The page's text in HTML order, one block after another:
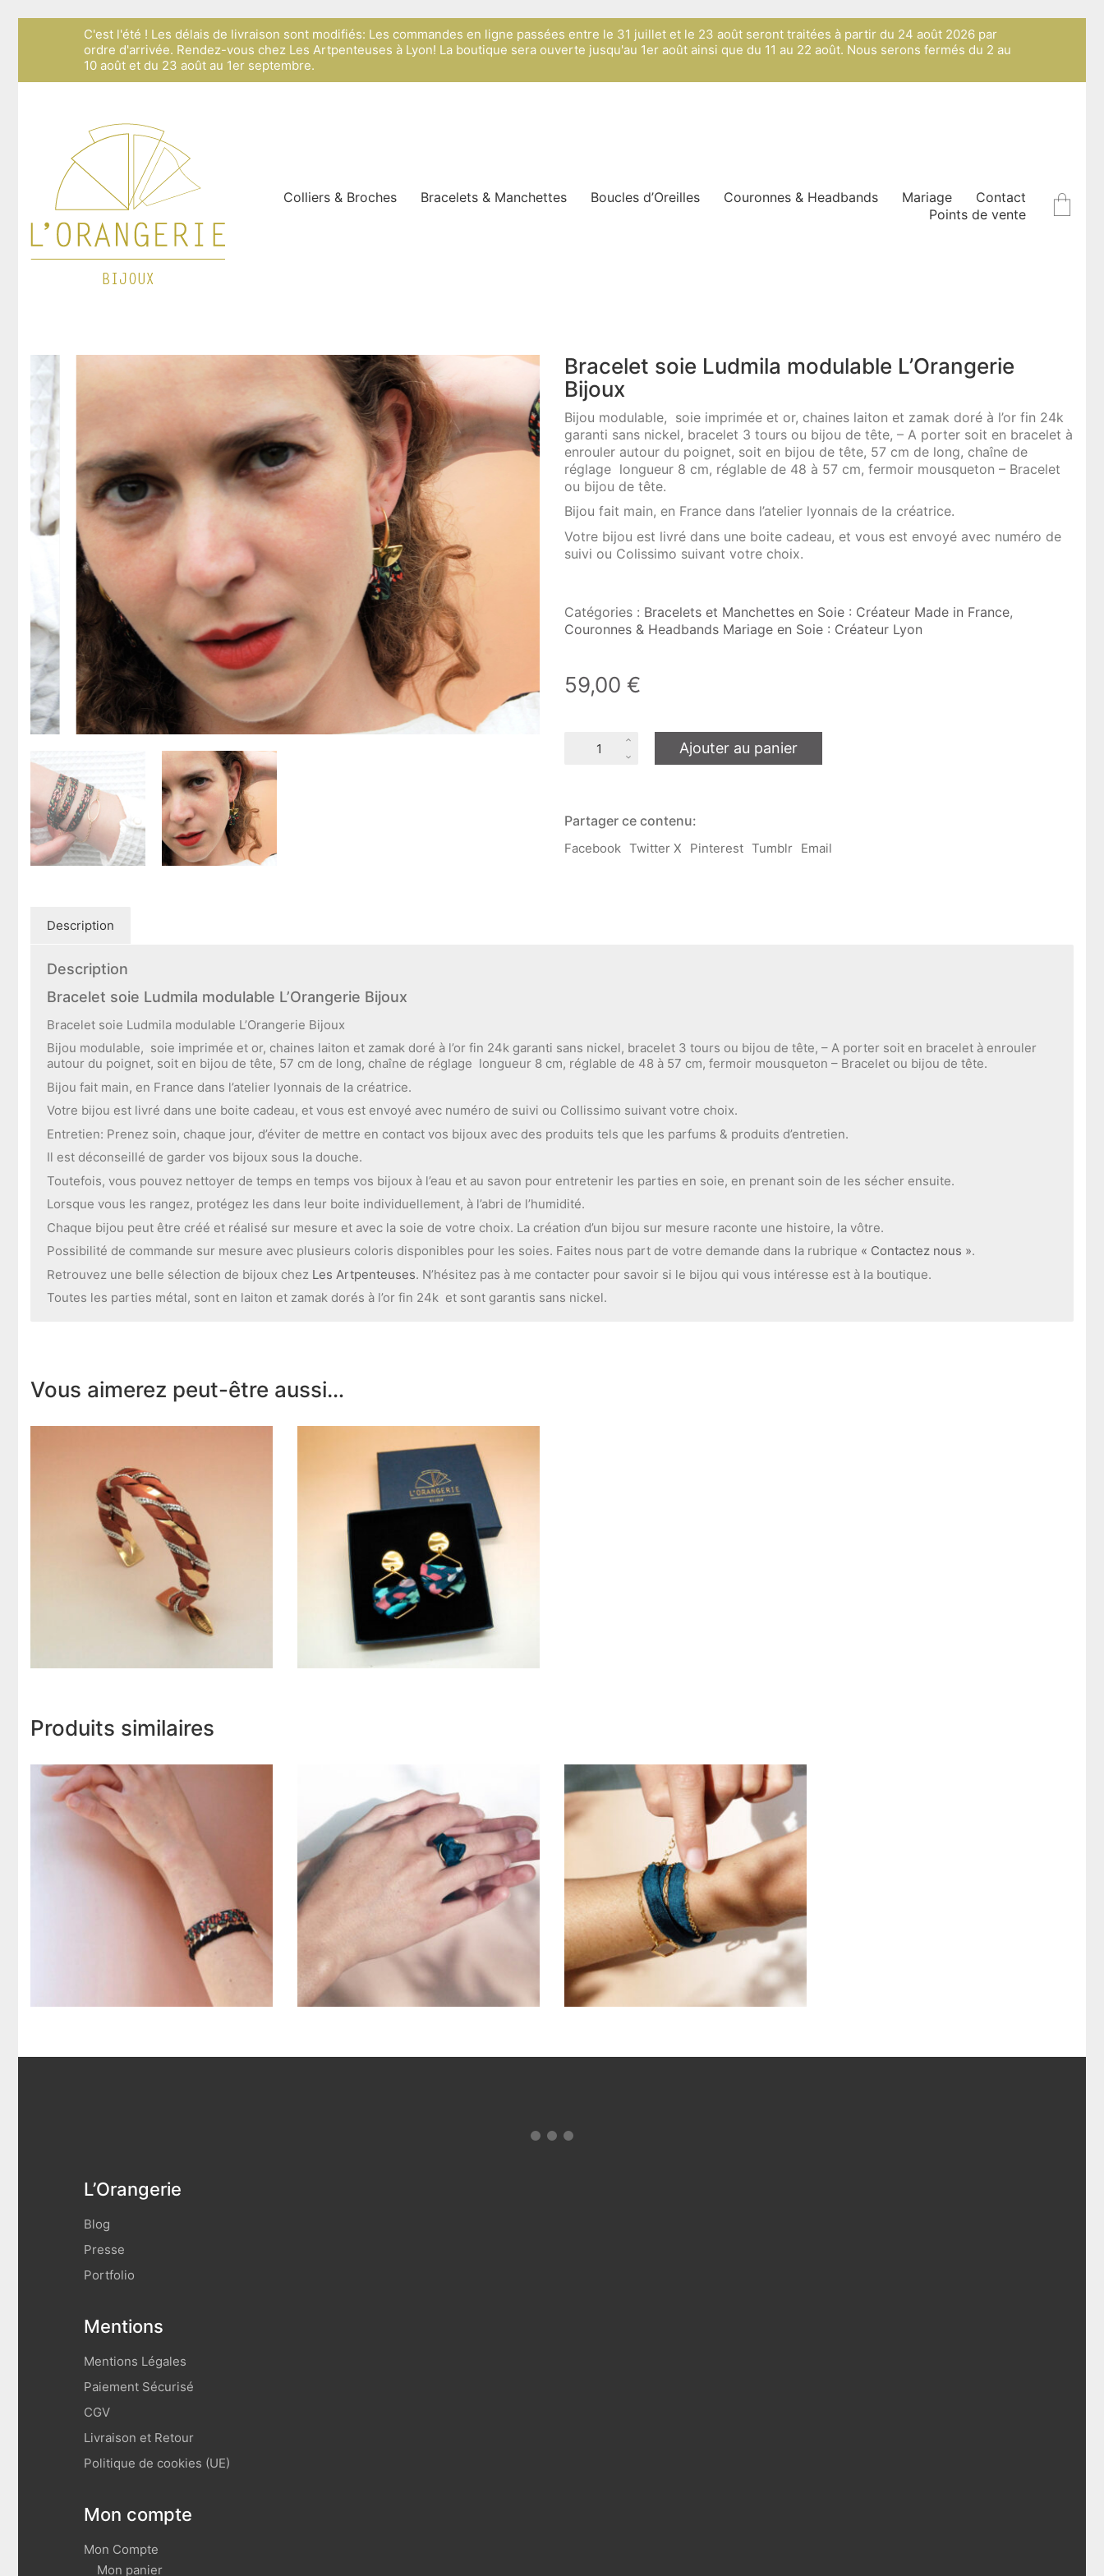
C'est l'été ! Les délais de livraison sont modifiés: Les commandes en ligne passées entre le 31 juillet et le 23 août seront traitées à partir du 24 août 2026 par
ordre d'arrivée. Rendez-vous chez Les Artpenteuses à Lyon! La boutique sera ouverte jusqu'au 1er août ainsi que du 11 au 22 août. Nous serons fermés du 2 au
10 août et du 23 août au 1er septembre.
Colliers & Broches Bracelets & Manchettes Boucles d’Oreilles Couronnes & Headbands Mariage
Contact
Points de vente
Bracelet soie Ludmila modulable L’Orangerie
Bijoux
Bijou modulable, soie imprimée et or, chaines laiton et zamak doré à l’or fin 24k
garanti sans nickel, bracelet 3 tours ou bijou de tête, – A porter soit en bracelet à
enrouler autour du poignet, soit en bijou de tête, 57 cm de long, chaîne de
réglage longueur 8 cm, réglable de 48 à 57 cm, fermoir mousqueton – Bracelet
ou bijou de tête.
Bijou fait main, en France dans l’atelier lyonnais de la créatrice.
Votre bijou est livré dans une boite cadeau, et vous est envoyé avec numéro de
suivi ou Colissimo suivant votre choix.
Catégories : Bracelets et Manchettes en Soie : Créateur Made in France,
Couronnes & Headbands Mariage en Soie : Créateur Lyon
59,00 €
modulable
L'Orangerie
Bijoux
Ajouter au panier
Partager ce contenu:
Facebook Twitter X Pinterest Tumblr Email
Description
Description
Bracelet soie Ludmila modulable L’Orangerie Bijoux
Bracelet soie Ludmila modulable L’Orangerie Bijoux
Bijou modulable, soie imprimée et or, chaines laiton et zamak doré à l’or fin 24k garanti sans nickel, bracelet 3 tours ou bijou de tête, – A porter soit en bracelet à enrouler
autour du poignet, soit en bijou de tête, 57 cm de long, chaîne de réglage longueur 8 cm, réglable de 48 à 57 cm, fermoir mousqueton – Bracelet ou bijou de tête.
Bijou fait main, en France dans l’atelier lyonnais de la créatrice.
Votre bijou est livré dans une boite cadeau, et vous est envoyé avec numéro de suivi ou Collissimo suivant votre choix.
Entretien: Prenez soin, chaque jour, d’éviter de mettre en contact vos bijoux avec des produits tels que les parfums & produits d’entretien.
Il est déconseillé de garder vos bijoux sous la douche.
Toutefois, vous pouvez nettoyer de temps en temps vos bijoux à l’eau et au savon pour entretenir les parties en soie, en prenant soin de les sécher ensuite.
Lorsque vous les rangez, protégez les dans leur boite individuellement, à l’abri de l’humidité.
Chaque bijou peut être créé et réalisé sur mesure et avec la soie de votre choix. La création d’un bijou sur mesure raconte une histoire, la vôtre.
Possibilité de commande sur mesure avec plusieurs coloris disponibles pour les soies. Faites nous part de votre demande dans la rubrique « Contactez nous ».
Retrouvez une belle sélection de bijoux chez Les Artpenteuses. N’hésitez pas à me contacter pour savoir si le bijou qui vous intéresse est à la boutique.
Toutes les parties métal, sont en laiton et zamak dorés à l’or fin 24k et sont garantis sans nickel.
Vous aimerez peut-être aussi…
Produits similaires
L’Orangerie
Blog
Presse
Portfolio
Mentions
Mentions Légales
Paiement Sécurisé
CGV
Livraison et Retour
Politique de cookies (UE)
Mon compte
Mon Compte
Mon panier